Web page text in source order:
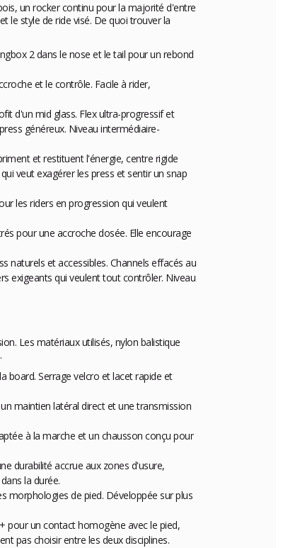
un rocker continu pour la majorité d'entre
le style de ride visé. De quoi trouver la
2 dans le nose et le tail pour un rebond
et le contrôle. Facile à rider,
d'un mid glass. Flex ultra-progressif et
généreux. Niveau intermédiaire-
et restituent l'énergie, centre rigide
veut exagérer les press et sentir un snap
les riders en progression qui veulent
pour une accroche dosée. Elle encourage
naturels et accessibles. Channels effacés au
exigeants qui veulent tout contrôler. Niveau
Les matériaux utilisés, nylon balistique
board. Serrage velcro et lacet rapide et
maintien latéral direct et une transmission
à la marche et un chausson conçu pour
durabilité accrue aux zones d'usure,
la durée.
morphologies de pied. Développée sur plus
pour un contact homogène avec le pied,
pas choisir entre les deux disciplines.